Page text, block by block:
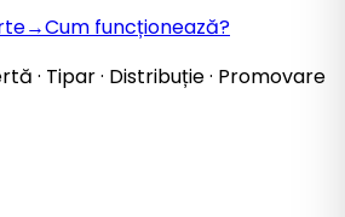
→Cum funcționează?
· Tipar · Distribuție · Promovare